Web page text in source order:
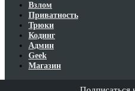
Взлом
Приватность
Трюки
Кодинг
Админ
Geek
Магазин